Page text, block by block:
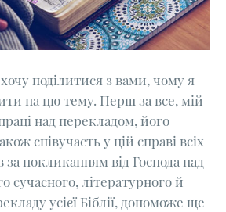
поділитися з вами, чому я
на цю тему. Перш за все, мій
над перекладом, його
співучасть у цій справі всіх
покликанням від Господа над
сучасного, літературного й
усієї Біблії, допоможе ще